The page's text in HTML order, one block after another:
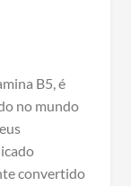
B5, é
no mundo
convertido